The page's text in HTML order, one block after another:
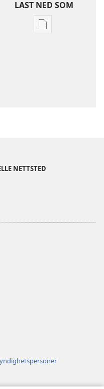
LAST NED SOM
NETTSTED